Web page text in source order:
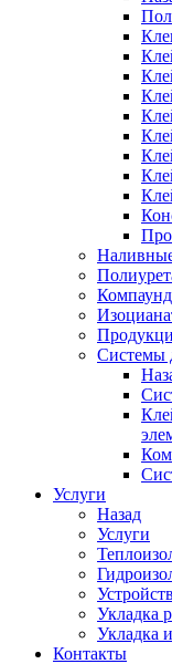
Системы
Услуги
Назад
Услуги
Укладка
Укладка
Контакты